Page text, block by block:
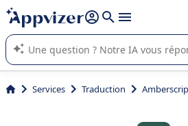
répondre (plusieurs lignes avec
L'IA de Appvizer vous guide dans
logiciel SaaS en entreprise.
Services Traduction